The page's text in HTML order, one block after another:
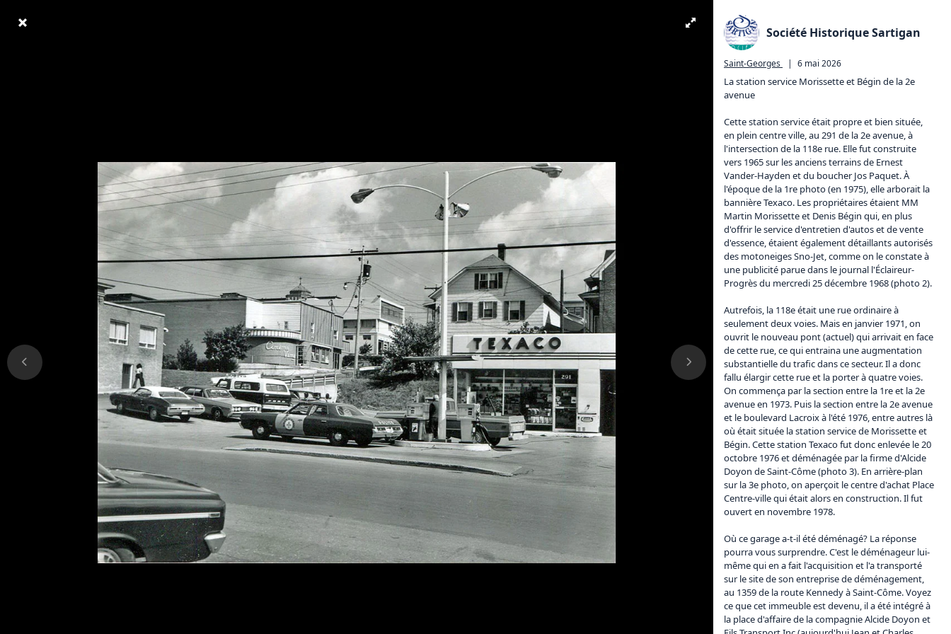
Société Historique Sartigan
Saint-Georges | 6 mai 2026
La station service Morissette et Bégin de la 2e
avenue
Cette station service était propre et bien située,
en plein centre ville, au 291 de la 2e avenue, à
l'intersection de la 118e rue. Elle fut construite
vers 1965 sur les anciens terrains de Ernest
Vander-Hayden et du boucher Jos Paquet. À
l'époque de la 1re photo (en 1975), elle arborait la
bannière Texaco. Les propriétaires étaient MM
Martin Morissette et Denis Bégin qui, en plus
d'offrir le service d'entretien d'autos et de vente
d'essence, étaient également détaillants autorisés
des motoneiges Sno-Jet, comme on le constate à
une publicité parue dans le journal l'Éclaireur-
Progrès du mercredi 25 décembre 1968 (photo 2).
Autrefois, la 118e était une rue ordinaire à
seulement deux voies. Mais en janvier 1971, on
ouvrit le nouveau pont (actuel) qui arrivait en face
de cette rue, ce qui entraina une augmentation
substantielle du trafic dans ce secteur. Il a donc
fallu élargir cette rue et la porter à quatre voies.
On commença par la section entre la 1re et la 2e
avenue en 1973. Puis la section entre la 2e avenue
et le boulevard Lacroix à l'été 1976, entre autres là
où était située la station service de Morissette et
Bégin. Cette station Texaco fut donc enlevée le 20
octobre 1976 et déménagée par la firme d'Alcide
Doyon de Saint-Côme (photo 3). En arrière-plan
sur la 3e photo, on aperçoit le centre d'achat Place
Centre-ville qui était alors en construction. Il fut
ouvert en novembre 1978.
Où ce garage a-t-il été déménagé? La réponse
pourra vous surprendre. C'est le déménageur lui-
même qui en a fait l'acquisition et l'a transporté
sur le site de son entreprise de déménagement,
au 1359 de la route Kennedy à Saint-Côme. Voyez
ce que cet immeuble est devenu, il a été intégré à
la place d'affaire de la compagnie Alcide Doyon et